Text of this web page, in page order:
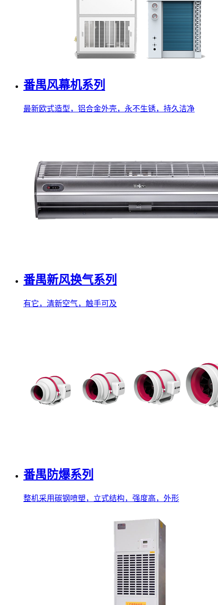
番禺风幕机系列
最新欧式造型，铝合金外壳，永不生锈，持久洁净
番禺新风换气系列
有它，清新空气，触手可及
番禺防爆系列
整机采用碳钢喷塑，立式结构，强度高，外形